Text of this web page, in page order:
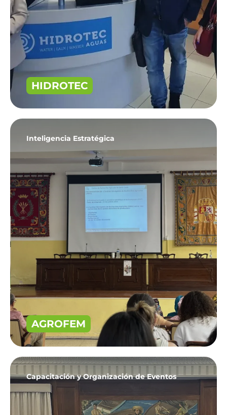
HIDROTEC
Inteligencia Estratégica
AGROFEM
Capacitación y Organización de Eventos